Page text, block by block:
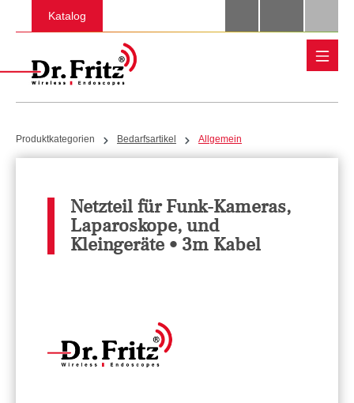
Zum Hauptinhalt springen
Katalog
Produktkategorien Bedarfsartikel Allgemein
Netzteil für Funk-Kameras,
Laparoskope, und
Kleingeräte • 3m Kabel